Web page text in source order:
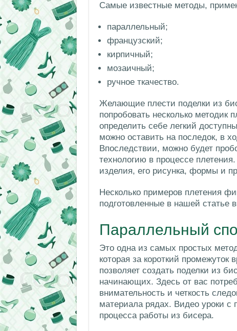
Самые известные методы,
параллельный;
французский;
кирпичный;
мозаичный;
ручное ткачество.
Желающие плести поделки из
попробовать несколько методик
определить себе легкий
можно оставить на последок, в
Впоследствии, можно будет
технологию в процессе
изделия, его рисунка, формы и
Несколько примеров плетения
подготовленные в нашей статье
Параллельный
Это одна из самых простых
которая за короткий промежуток
позволяет создать поделки из
начинающих. Здесь от вас
внимательность и четкость
материала рядах. Видео уроки с
процесса работы из бисера.